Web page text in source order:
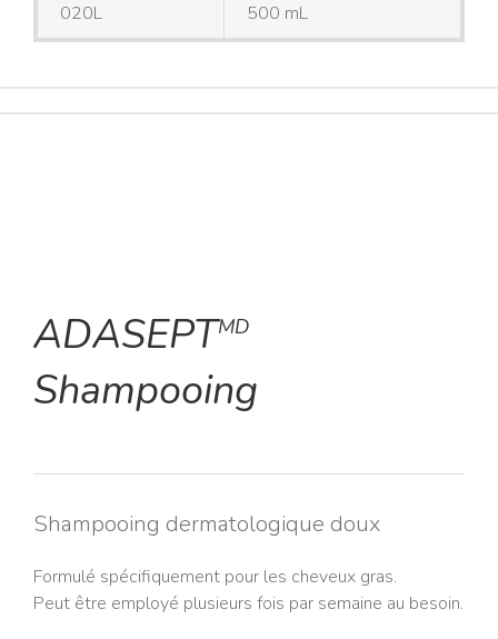
020L 500 mL
ADASEPTMD
Shampooing
Shampooing dermatologique doux
Formulé spécifiquement pour les cheveux gras.
Peut être employé plusieurs fois par semaine au besoin.